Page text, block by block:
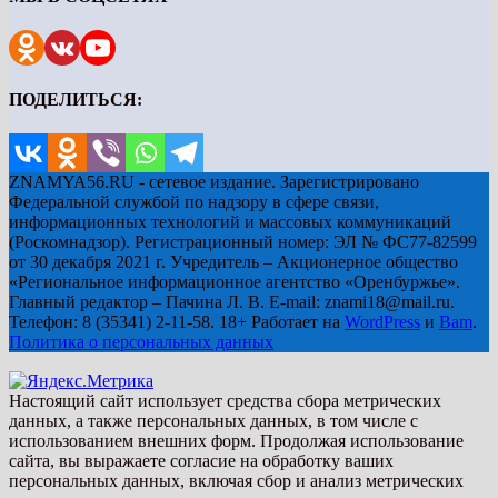
ПОДЕЛИТЬСЯ:
ZNAMYA56.RU - сетевое издание. Зарегистрировано
Федеральной службой по надзору в сфере связи,
информационных технологий и массовых коммуникаций
(Роскомнадзор). Регистрационный номер: ЭЛ № ФС77-82599
от 30 декабря 2021 г. Учредитель – Акционерное общество
«Региональное информационное агентство «Оренбуржье».
Главный редактор – Пачина Л. В. E-mail: znami18@mail.ru.
Телефон: 8 (35341) 2-11-58. 18+ Работает на WordPress и Bam.
Политика о персональных данных
Настоящий сайт использует средства сбора метрических
данных, а также персональных данных, в том числе с
использованием внешних форм. Продолжая использование
сайта, вы выражаете согласие на обработку ваших
персональных данных, включая сбор и анализ метрических